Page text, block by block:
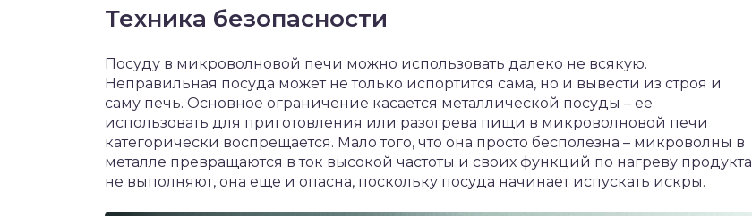
Техника безопасности
Посуду в микроволновой печи можно использовать далеко не всякую.
Неправильная посуда может не только испортится сама, но и вывести из строя и
саму печь. Основное ограничение касается металлической посуды – ее
использовать для приготовления или разогрева пищи в микроволновой печи
категорически воспрещается. Мало того, что она просто бесполезна – микроволны в
металле превращаются в ток высокой частоты и своих функций по нагреву продукта
не выполняют, она еще и опасна, поскольку посуда начинает испускать искры.